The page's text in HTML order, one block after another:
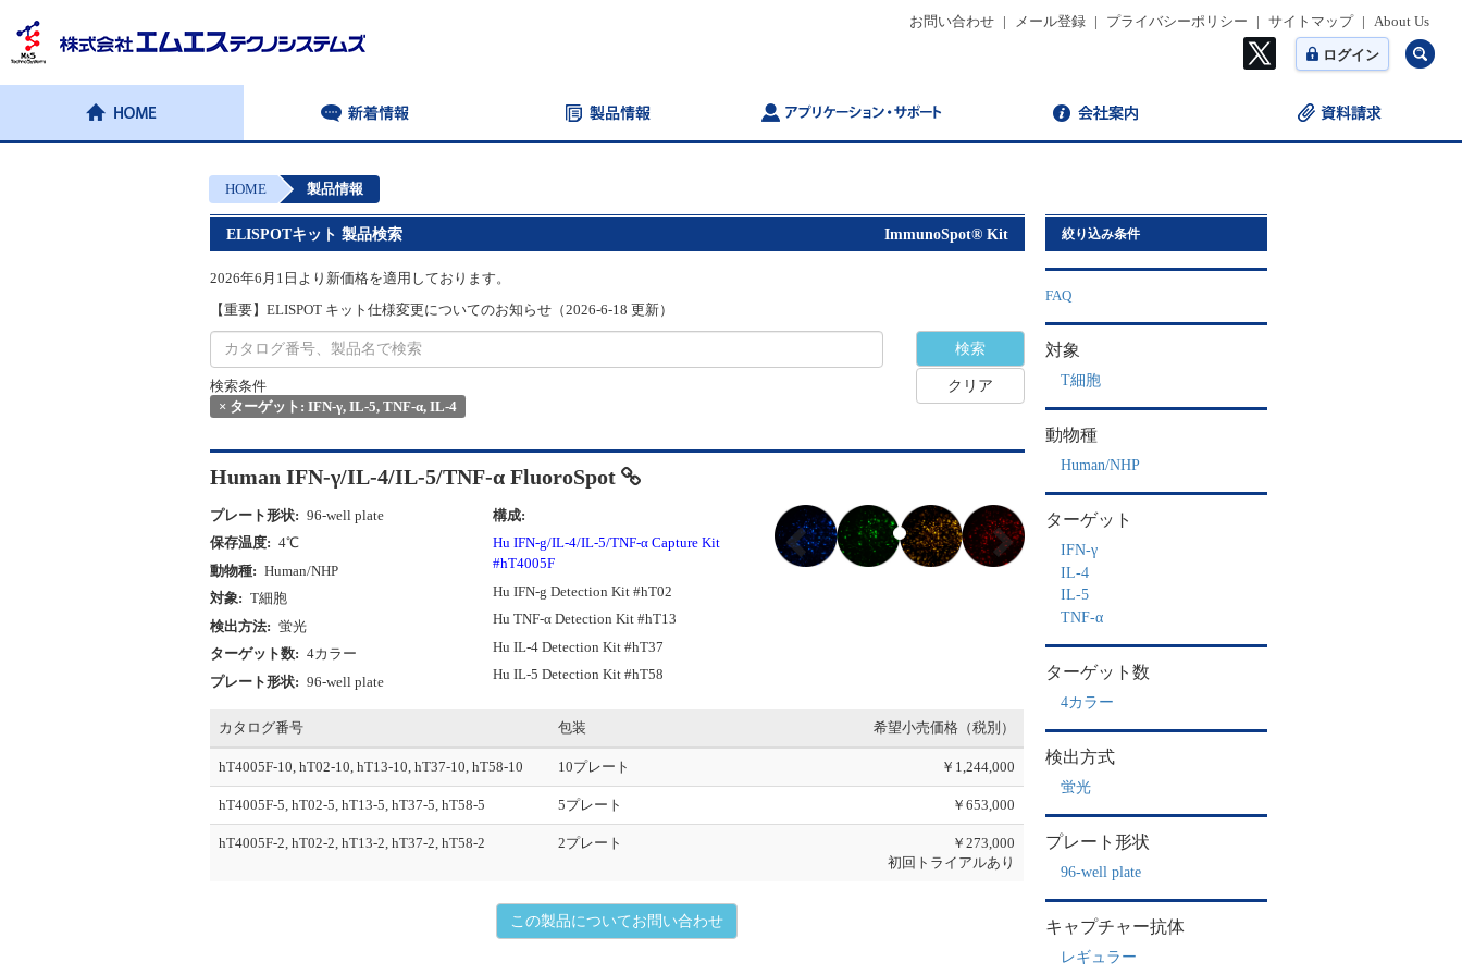
お問い合わせ | メール登録 | プライバシーポリシー | サイトマップ | About Us
ログイン
HOME 製品情報
ImmunoSpot® Kit
ELISPOTキット 製品検索
2026年6月1日より新価格を適用しております。
【重要】ELISPOT キット仕様変更についてのお知らせ（2026-6-18 更新）
検索条件
× ターゲット: IFN-γ, IL-5, TNF-α, IL-4
クリア
Human IFN-γ/IL-4/IL-5/TNF-α FluoroSpot
プレート形状: 96-well plate
保存温度: 4℃
動物種: Human/NHP
対象: T細胞
検出方法: 蛍光
ターゲット数: 4カラー
プレート形状: 96-well plate
構成:
Hu IFN-g/IL-4/IL-5/TNF-α Capture Kit
#hT4005F
Hu IFN-g Detection Kit #hT02
Hu TNF-α Detection Kit #hT13
Hu IL-4 Detection Kit #hT37
Hu IL-5 Detection Kit #hT58
P
r
e
v
N
e
x
カタログ番号 包装 希望小売価格（税別）
hT4005F-10, hT02-10, hT13-10, hT37-10, hT58-10 10プレート ￥1,244,000
hT4005F-5, hT02-5, hT13-5, hT37-5, hT58-5 5プレート ￥653,000
hT4005F-2, hT02-2, hT13-2, hT37-2, hT58-2 2プレート
￥273,000
初回トライアルあり
この製品についてお問い合わせ
絞り込み条件
FAQ
対象
T細胞
動物種
Human/NHP
ターゲット
IFN-γ
IL-4
IL-5
TNF-α
ターゲット数
4カラー
検出方式
蛍光
プレート形状
96-well plate
キャプチャー抗体
レギュラー